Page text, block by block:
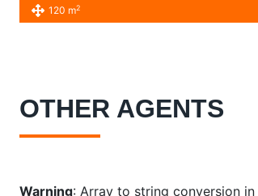
120 m2
OTHER AGENTS
Warning: Array to string conversion in